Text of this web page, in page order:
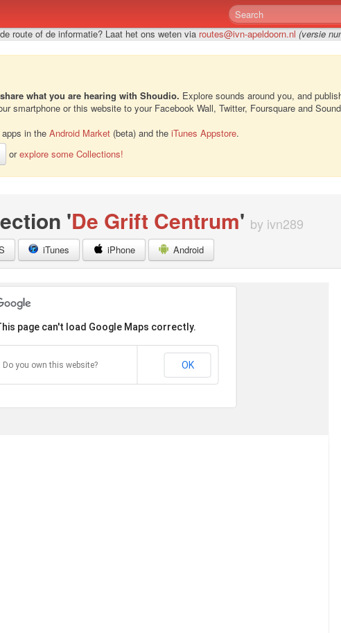
route of de informatie? Laat het ons weten via routes@ivn-apeldoorn.nl (versie
what you are hearing with Shoudio. Explore sounds around you, and
smartphone or this website to your Facebook Wall, Twitter, Foursquare and
in the Android Market (beta) and the iTunes Appstore.
orexplore some Collections!
'De Grift Centrum' by ivn289
iTunes iPhone Android
page can't load Google Maps correctly.
Do you own this website? OK